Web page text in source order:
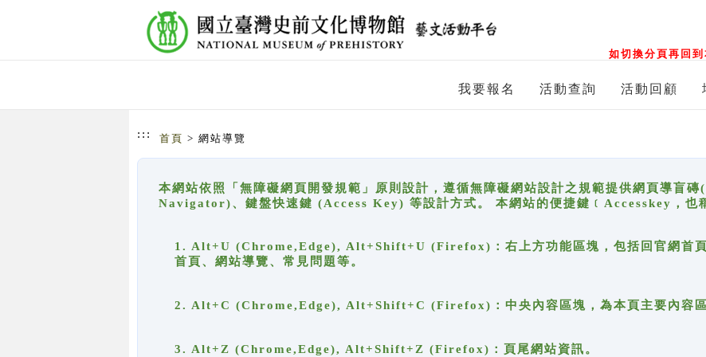
如切換分頁再回
我要報名 活動查詢 活動回顧
::: 首頁 > 網站導覽
本網站依照「無障礙網頁開發規範」原則設計，遵循無障礙網站設計之規範提供網頁導盲
Navigator)、鍵盤快速鍵 (Access Key) 等設計方式。 本網站的便捷鍵﹝Accesskey，也
1. Alt+U (Chrome,Edge), Alt+Shift+U (Firefox)：右上方功能區塊，包括回官網首頁
首頁、網站導覽、常見問題等。
2. Alt+C (Chrome,Edge), Alt+Shift+C (Firefox)：中央內容區塊，為本頁主要內容區
3. Alt+Z (Chrome,Edge), Alt+Shift+Z (Firefox)：頁尾網站資訊。